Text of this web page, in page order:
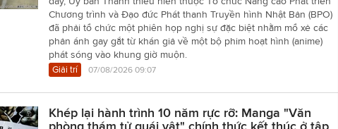
Chương trình và Đạo đức Phát thanh Truyền hình Nhật Bản (BPO)
đã phải tổ chức một phiên họp nghị sự đặc biệt nhằm mổ xẻ các
phản ánh gay gắt từ khán giả về một bộ phim hoạt hình (anime)
phát sóng vào khung giờ muộn.
Giải trí
07/08/2026 09:07
Khép lại hành trình 10 năm rực rỡ: Manga "Văn
phòng thám tử quái vật" chính thức kết thúc ở tập